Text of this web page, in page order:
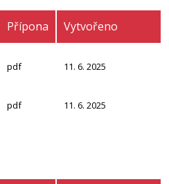
Přípona Vytvořeno
pdf 11. 6. 2025
pdf 11. 6. 2025